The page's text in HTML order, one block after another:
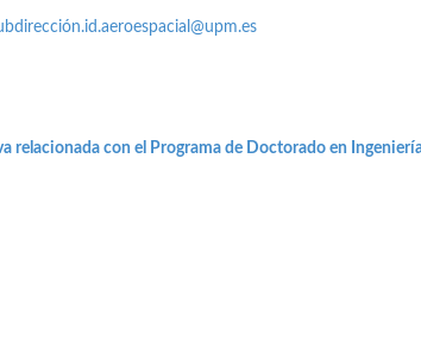
relacionada con el Programa de Doctorado en